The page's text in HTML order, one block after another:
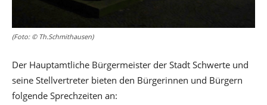
(Foto: © Th.Schmithausen)
Der Hauptamtliche Bürgermeister der Stadt Schwerte und
seine Stellvertreter bieten den Bürgerinnen und Bürgern
folgende Sprechzeiten an: